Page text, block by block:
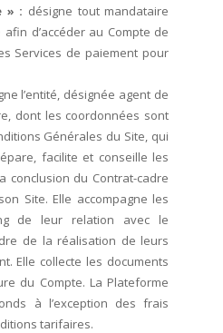
» : désigne tout mandataire
d’accéder au Compte de
Services de paiement pour
l’entité, désignée agent de
dont les coordonnées sont
Générales du Site, qui
facilite et conseille les
conclusion du Contrat-cadre
Site. Elle accompagne les
de leur relation avec le
de la réalisation de leurs
Elle collecte les documents
du Compte. La Plateforme
à l’exception des frais
tarifaires.